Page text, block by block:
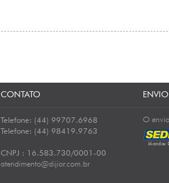
CONTATO
Telefone: (44) 99707.6968
Telefone: (44) 98419.9763
CNPJ : 16.583.730/0001-00
atendimento@dijior.com.br
ENVIO
O